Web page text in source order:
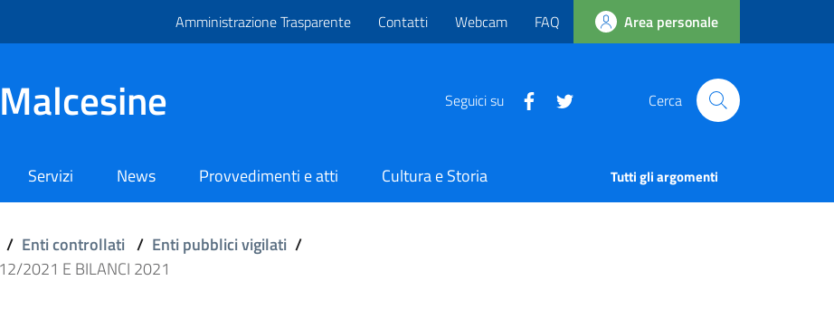
Amministrazione Trasparente Contatti Webcam FAQ Area personale
Seguici su Cerca
Servizi News Provvedimenti e atti Cultura e Storia Tutti gli argomenti
/ Enti controllati / Enti pubblici vigilati /
2021 E BILANCI 2021